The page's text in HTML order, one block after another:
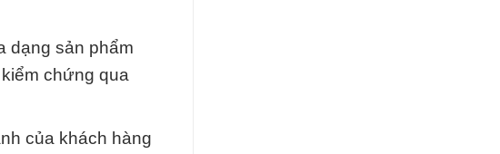
dạng sản phẩm
chứng qua
của khách hàng